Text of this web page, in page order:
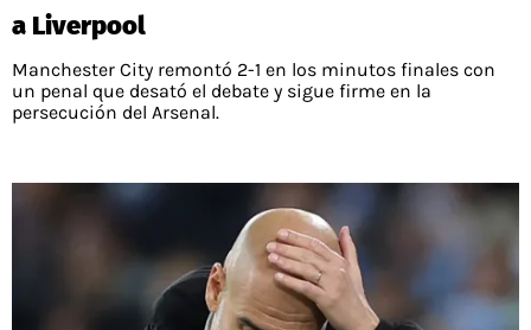
a Liverpool
Manchester City remontó 2-1 en los minutos finales con
un penal que desató el debate y sigue firme en la
persecución del Arsenal.